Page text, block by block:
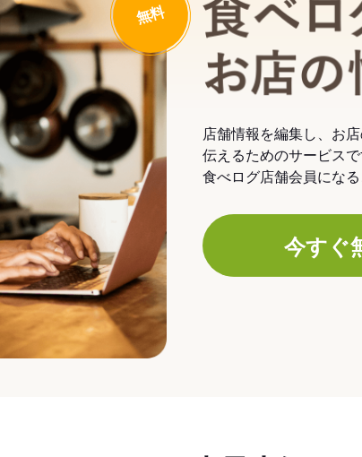
無料
店舗情報を編集し、お
伝えるためのサービスで
食べログ店舗会員にな
今すぐ